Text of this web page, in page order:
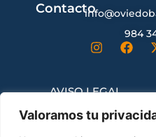
Valoramos tu
Contacto
984
AVISO LEGAL